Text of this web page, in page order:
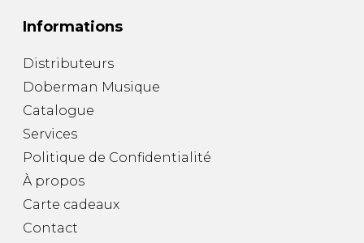
Informations
Distributeurs
Doberman Musique
Catalogue
Services
Politique de Confidentialité
À propos
Carte cadeaux
Contact